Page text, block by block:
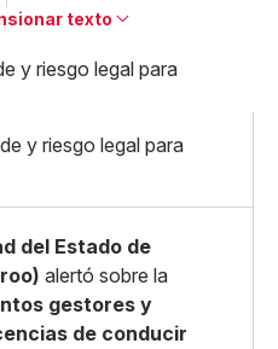
texto
y riesgo legal para
del Estado de
alertó sobre la
gestores y
de conducir